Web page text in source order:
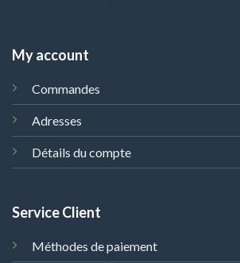
My account
Commandes
Adresses
Détails du compte
Service Client
Méthodes de paiement